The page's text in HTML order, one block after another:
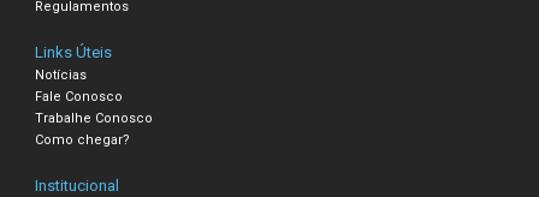
Regulamentos
Links Úteis
Notícias
Fale Conosco
Trabalhe Conosco
Como chegar?
Institucional